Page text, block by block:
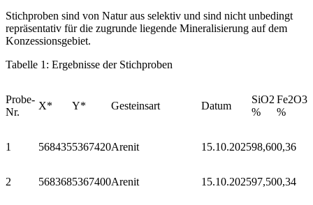
Stichproben sind von Natur aus selektiv und sind nicht unbedingt
repräsentativ für die zugrunde liegende Mineralisierung auf dem
Konzessionsgebiet.
Tabelle 1: Ergebnisse der Stichproben
Probe-
Nr.
X* Y* Gesteinsart Datum
SiO2
%
Fe2O3
%
1 5684355367420Arenit 15.10.202598,600,36
2 5683685367400Arenit 15.10.202597,500,34